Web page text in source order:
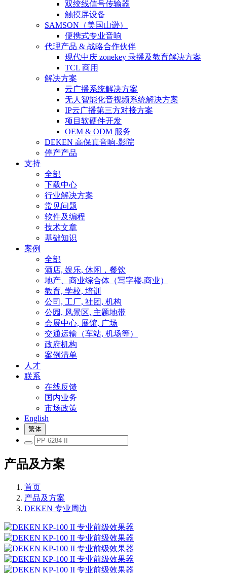
双绞线信号传输器
触摸屏设备
SAMSON（美国山逊）
便携式专业音响
代理产品 & 战略合作伙伴
现代中庆 zonekey 录播及教育解决方案
TCL 商用
解决方案
云广播系统解决方案
无人智能化音视频系统解决方案
IP云广播第三方对接方案
项目软硬件开发
OEM & ODM 服务
DEKEN 高保真音响-影院
停产产品
支持
全部
下载中心
行业解决方案
常见问题
软件及编程
技术文章
基础知识
案例
全部
酒店, 娱乐, 休闲，餐饮
地产、商业综合体（写字楼,商业）
教育, 学校, 培训
公司, 工厂, 社团, 机构
公园, 风景区, 主题地带
会展中心, 展馆, 广场
交通运输（车站, 机场等）
政府机构
案例清单
人才
联系
在线反馈
国内业务
市场政策
English
繁体
产品及方案
首页
产品及方案
DEKEN 专业周边